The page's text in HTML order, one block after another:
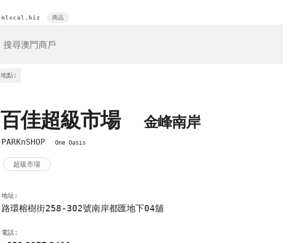
mlocal.biz 商品
地點:
百佳超級市場 金峰南岸
PARKnSHOP One Oasis
超級市場
地址:
路環榕樹街258-302號南岸都匯地下04舖
電話: